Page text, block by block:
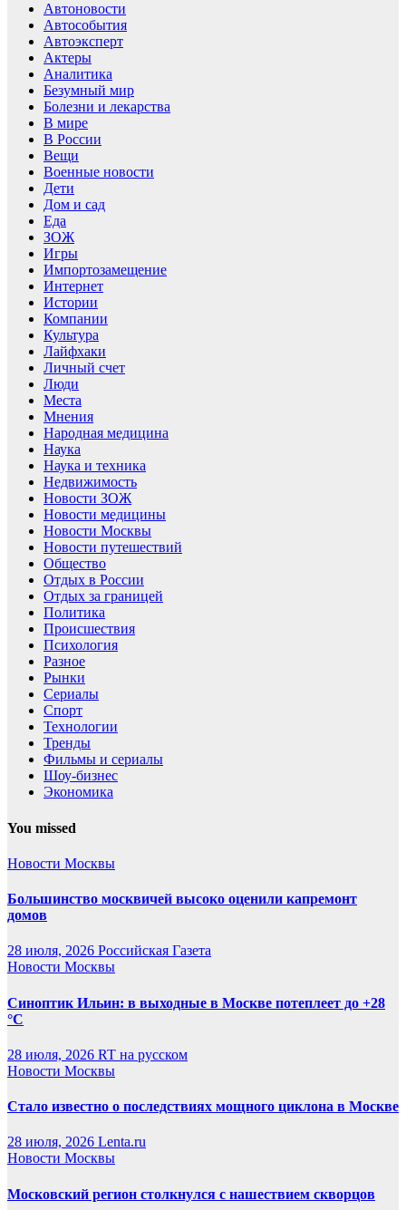
Автоновости
Автособытия
Автоэксперт
Актеры
Аналитика
Безумный мир
Болезни и лекарства
В мире
В России
Вещи
Военные новости
Дети
Дом и сад
Еда
ЗОЖ
Игры
Импортозамещение
Интернет
Истории
Компании
Культура
Лайфхаки
Личный счет
Люди
Места
Мнения
Народная медицина
Наука
Наука и техника
Недвижимость
Новости ЗОЖ
Новости медицины
Новости Москвы
Новости путешествий
Общество
Отдых в России
Отдых за границей
Политика
Происшествия
Психология
Разное
Рынки
Сериалы
Спорт
Технологии
Тренды
Фильмы и сериалы
Шоу-бизнес
Экономика
You missed
Новости Москвы
Большинство москвичей высоко оценили капремонт
домов
28 июля, 2026 Российская Газета
Новости Москвы
Синоптик Ильин: в выходные в Москве потеплеет до +28
°C
28 июля, 2026 RT на русском
Новости Москвы
Стало известно о последствиях мощного циклона в Москве
28 июля, 2026 Lenta.ru
Новости Москвы
Московский регион столкнулся с нашествием скворцов